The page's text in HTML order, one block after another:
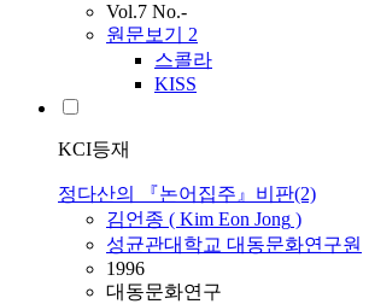
Vol.7 No.-
원문보기 2
스콜라
KISS
KCI등재
정다산의 『논어집주』비판(2)
김언종 ( Kim Eon Jong )
성균관대학교 대동문화연구원
1996
대동문화연구